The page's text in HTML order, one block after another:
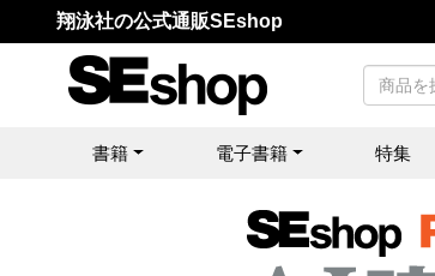
翔泳社の公式通販SEshop
書籍 電子書籍 特集